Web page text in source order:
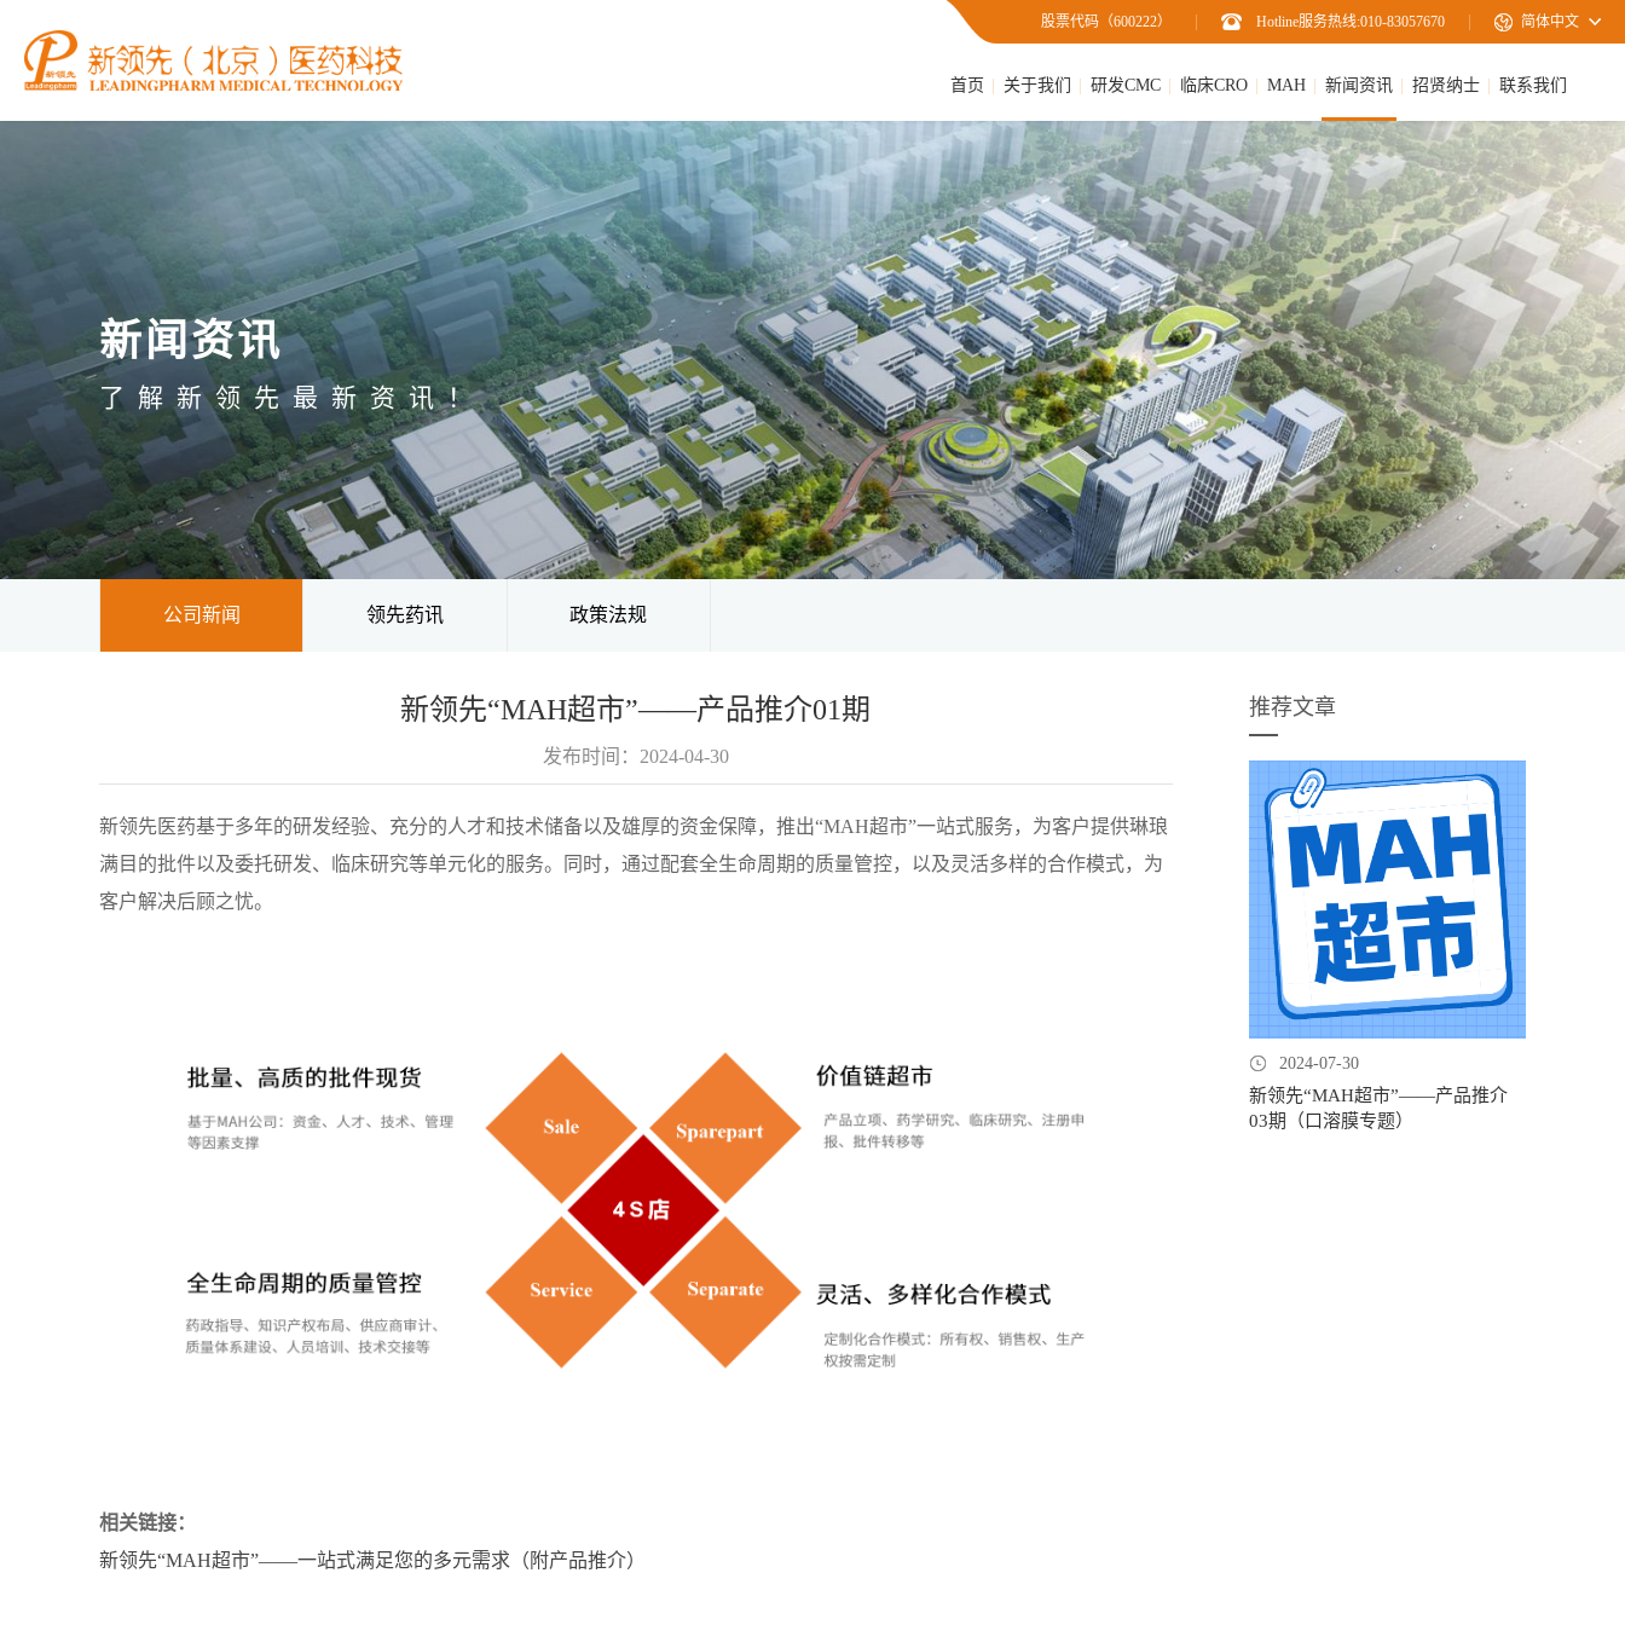
股票代码（600222） Hotline服务热线:010-83057670 简体中文
首页 关于我们 研发CMC 临床CRO MAH 新闻资讯 招贤纳士 联系我们
新闻资讯
了解新领先最新资讯！
公司新闻 领先药讯 政策法规
新领先“MAH超市”——产品推介01期
发布时间：2024-04-30
新领先医药基于多年的研发经验、充分的人才和技术储备以及雄厚的资金保障，推出“MAH超市”一站式服务，为客户提供琳琅
满目的批件以及委托研发、临床研究等单元化的服务。同时，通过配套全生命周期的质量管控，以及灵活多样的合作模式，为
客户解决后顾之忧。
相关链接：
新领先“MAH超市”——一站式满足您的多元需求（附产品推介）
推荐文章
2024-07-30
新领先“MAH超市”——产品推介
03期（口溶膜专题）